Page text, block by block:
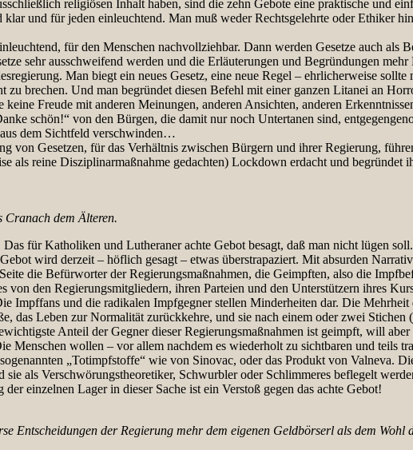
religiösen Inhalt haben, sind die zehn Gebote eine praktische und
und für jeden einleuchtend. Man muß weder Rechtsgelehrte oder Ethiker
für den Menschen nachvollziehbar. Dann werden Gesetze auch
sehr ausschweifend werden und die Erläuterungen und Begründungen
Man biegt ein neues Gesetz, eine neue Regel – ehrlicherweise
zu brechen. Und man begründet diesen Befehl mit einer ganzen Litanei an
Freude mit anderen Meinungen, anderen Ansichten, anderen
schön!“ von den Bürgen, die damit nur noch Untertanen sind,
dem Sichtfeld verschwinden…
von Gesetzen, für das Verhältnis zwischen Bürgern und ihrer Regierung,
als reine Disziplinarmaßnahme gedachten) Lockdown erdacht und
Cranach dem Älteren.
für Katholiken und Lutheraner achte Gebot besagt, daß man nicht lügen
wird derzeit – höflich gesagt – etwas überstrapaziert. Mit absurden
die Befürworter der Regierungsmaßnahmen, die Geimpften, also die
von den Regierungsmitgliedern, ihren Parteien und den Unterstützern ihres
Impffans und die radikalen Impfgegner stellen Minderheiten dar. Die
das Leben zur Normalität zurückkehre, und sie nach einem oder zwei
Anteil der Gegner dieser Regierungsmaßnahmen ist geimpft, will
Menschen wollen – vor allem nachdem es wiederholt zu sichtbaren und teils
„Totimpfstoffe“ wie von Sinovac, oder das Produkt von Valneva.
sie als Verschwörungstheoretiker, Schwurbler oder Schlimmeres beflegelt
einzelnen Lager in dieser Sache ist ein Verstoß gegen das achte Gebot!
Entscheidungen der Regierung mehr dem eigenen Geldbörserl als dem Wohl